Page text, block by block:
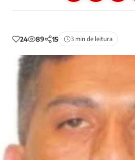
24 89 15 3 min de leitura